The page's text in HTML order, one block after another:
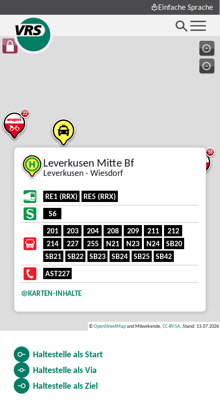
Einfache Sprache
Leverkusen Mitte Bf
Leverkusen - Wiesdorf
RE1 (RRX)
RE5 (RRX)
S6
201
203 204 208 209 211
212
214
227 255 N21 N23 N24
SB20
SB21 SB22 SB23 SB24 SB25 SB42
AST227
KARTEN-INHALTE
16
22
©OpenStreetMapund Mitwirkende, CC-BY-SA, Stand: 13.07.2026
Haltestelle alsStart
Haltestelle alsVia
Haltestelle alsZiel